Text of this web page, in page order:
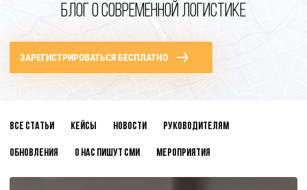
БЛОГ О СОВРЕМЕННОЙ ЛОГИСТИКЕ
ЗАРЕГИСТРИРОВАТЬСЯ БЕСПЛАТНО
Все статьи Кейсы Новости Руководителям
Обновления О нас пишут СМИ Мероприятия